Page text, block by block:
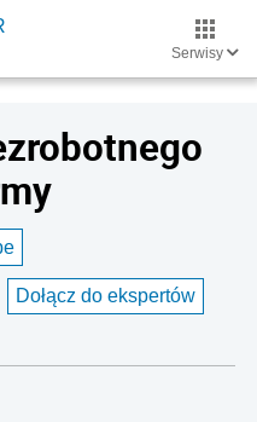
Serwisy
Dołącz do ekspertów